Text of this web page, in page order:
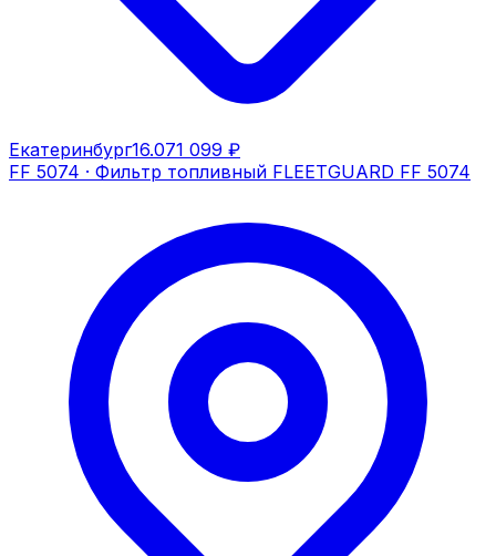
Екатеринбург16.071 099 ₽
FF 5074 · Фильтр топливный FLEETGUARD FF 5074